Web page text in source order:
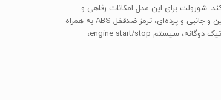
در سیکل ترکیبی در صورت روشن‌بودن هر دو موتور، به میزان 3.1 لیتر بنزین مصرف می‌کند. شورولت برای این مدل امکانات رفاهی و
ایمنی مختلفی تعبیه کرده است تا کاملا به‌روز باشید و امکانات مناسبی را در کنار این خودروی هیبریدی تجربه کنید؛ امکاناتی نظیر: کیسه ایمنی هوای راننده و سرنشین و جانبی و پرده‌ای، ترمز ضدقفل ABS به همراه
سیستم‌های کمکی ترمز و سامانه‌ی کنترل لغزش و پایداری، سانروف برقی، صندلی‌های روکش چرمی دارای گرمکن با قابلیت تنظیم برقی، سیستم تهویه‌ی مطبوع اتوماتیک دوگانه، سیستم engine start/stop،